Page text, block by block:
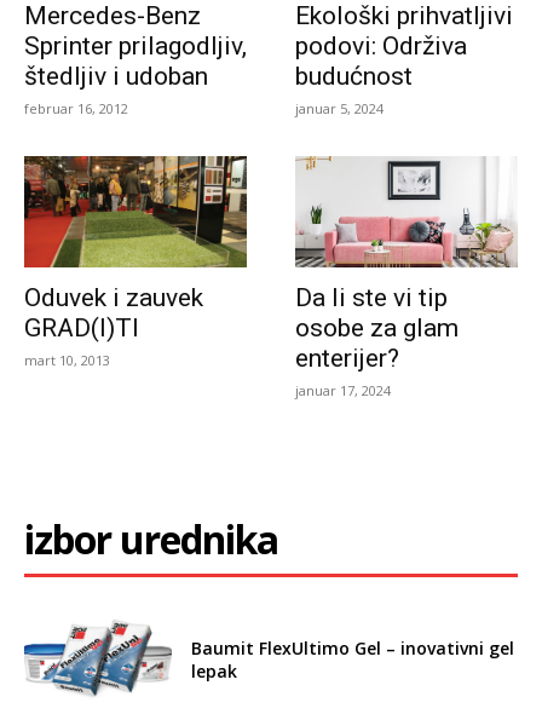
Mercedes-Benz
Sprinter prilagodljiv,
štedljiv i udoban
februar 16, 2012
Ekološki prihvatljivi
podovi: Održiva
budućnost
januar 5, 2024
Oduvek i zauvek
GRAD(I)TI
mart 10, 2013
Da li ste vi tip
osobe za glam
enterijer?
januar 17, 2024
izbor urednika
Baumit FlexUltimo Gel – inovativni gel
lepak